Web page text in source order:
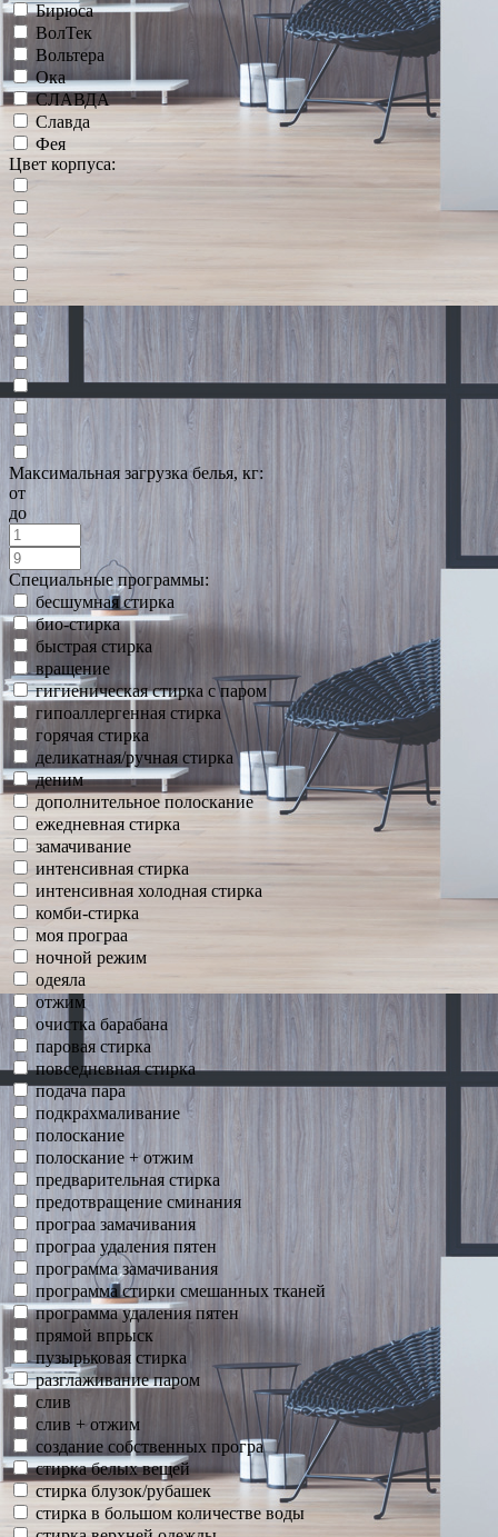
Бирюса
ВолТек
Вольтера
Ока
СЛАВДА
Славда
Фея
Цвет корпуса:
Максимальная загрузка белья, кг:
от
до
Специальные программы:
бесшумная стирка
био-стирка
быстрая стирка
вращение
гигиеническая стирка с паром
гипоаллергенная стирка
горячая стирка
деликатная/ручная стирка
деним
дополнительное полоскание
ежедневная стирка
замачивание
интенсивная стирка
интенсивная холодная стирка
комби-стирка
моя програа
ночной режим
одеяла
отжим
очистка барабана
паровая стирка
повседневная стирка
подача пара
подкрахмаливание
полоскание
полоскание + отжим
предварительная стирка
предотвращение сминания
програа замачивания
програа удаления пятен
программа замачивания
программа стирки смешанных тканей
программа удаления пятен
прямой впрыск
пузырьковая стирка
разглаживание паром
слив
слив + отжим
создание собственных програ
стирка белых вещей
стирка блузок/рубашек
стирка в большом количестве воды